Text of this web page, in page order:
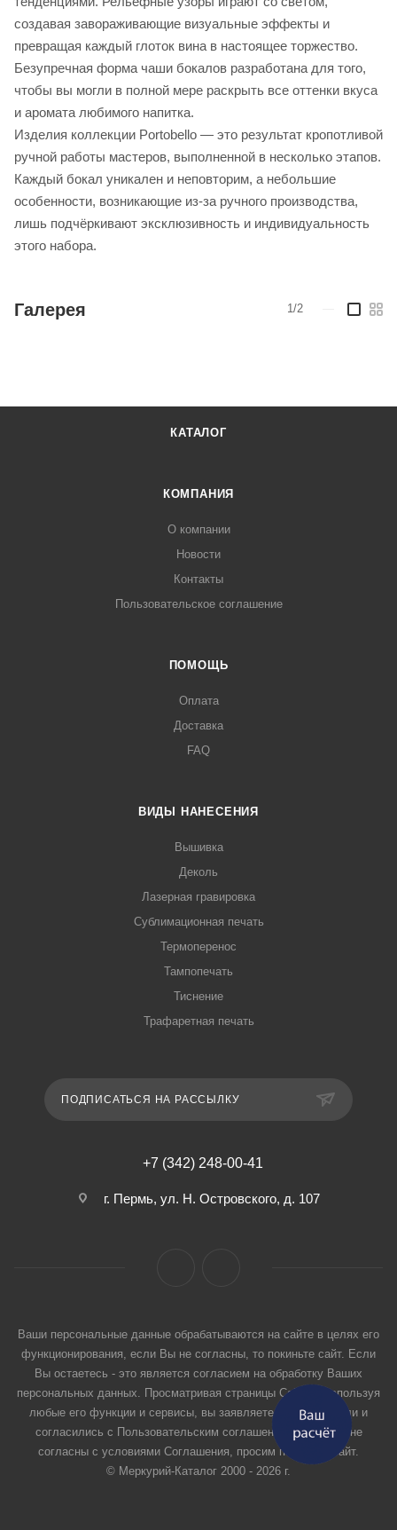
создавая завораживающие визуальные эффекты и
превращая каждый глоток вина в настоящее торжество.
Безупречная форма чаши бокалов разработана для того,
чтобы вы могли в полной мере раскрыть все оттенки вкуса
и аромата любимого напитка.
Изделия коллекции Portobello — это результат кропотливой
ручной работы мастеров, выполненной в несколько этапов.
Каждый бокал уникален и неповторим, а небольшие
особенности, возникающие из-за ручного производства,
лишь подчёркивают эксклюзивность и индивидуальность
этого набора.
Галерея 1/2
КАТАЛОГ
КОМПАНИЯ
О компании
Новости
Контакты
Пользовательское соглашение
ПОМОЩЬ
Оплата
Доставка
FAQ
ВИДЫ НАНЕСЕНИЯ
Вышивка
Деколь
Лазерная гравировка
Сублимационная печать
Термоперенос
Тампопечать
Тиснение
Трафаретная печать
ПОДПИСАТЬСЯ НА РАССЫЛКУ
+7 (342) 248-00-41
г. Пермь, ул. Н. Островского, д. 107
Ваши персональные данные обрабатываются на сайте в целях его
функционирования, если Вы не согласны, то покиньте сайт. Если
Вы остаетесь - это является согласием на обработку Ваших
персональных данных. Просматривая страницы Сайта и используя
любые его функции и сервисы, вы заявляете, что прочитали и
согласились с Пользовательским соглашением. Если вы не
согласны с условиями Соглашения, просим покинуть Сайт.
© Меркурий-Каталог 2000 - 2026 г.